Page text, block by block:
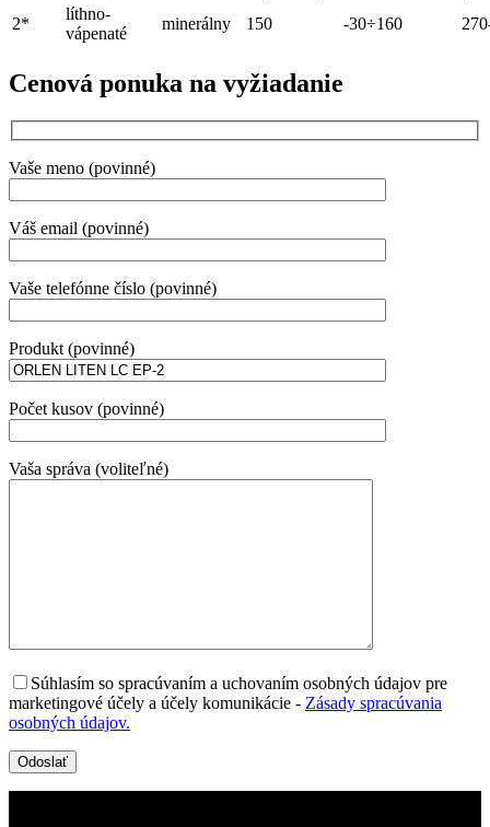
2*
líthno-
vápenaté
minerálny 150 -30÷160
Cenová ponuka na vyžiadanie
Vaše meno (povinné)
Váš email (povinné)
Vaše telefónne číslo (povinné)
Produkt (povinné)
Počet kusov (povinné)
Vaša správa (voliteľné)
Súhlasím so spracúvaním a uchovaním osobných údajov pre
marketingové účely a účely komunikácie - Zásady spracúvania
osobných údajov.